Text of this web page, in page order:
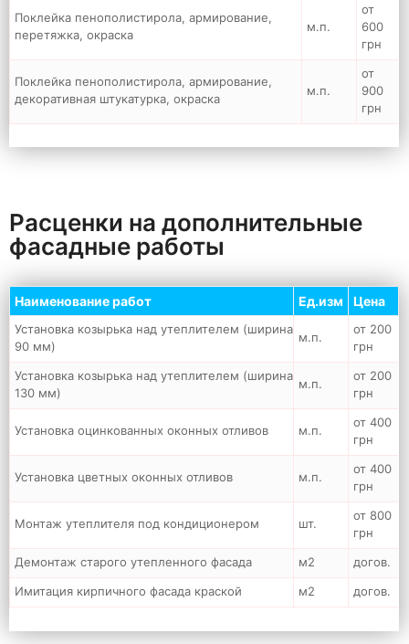
Поклейка пенополистирола, армирование,
перетяжка, окраска
м.п.
от
600
грн
Поклейка пенополистирола, армирование,
декоративная штукатурка, окраска
м.п.
от
900
грн
Расценки на дополнительные
фасадные работы
Наименование работ Ед.изм Цена
Установка козырька над утеплителем (ширина
90 мм)
м.п.
от 200
грн
Установка козырька над утеплителем (ширина
130 мм)
м.п.
от 200
грн
Установка оцинкованных оконных отливов м.п.
от 400
грн
Установка цветных оконных отливов м.п.
от 400
грн
Монтаж утеплителя под кондиционером шт.
от 800
грн
Демонтаж старого утепленного фасада
м2
догов.
Имитация кирпичного фасада краской
м2 догов.